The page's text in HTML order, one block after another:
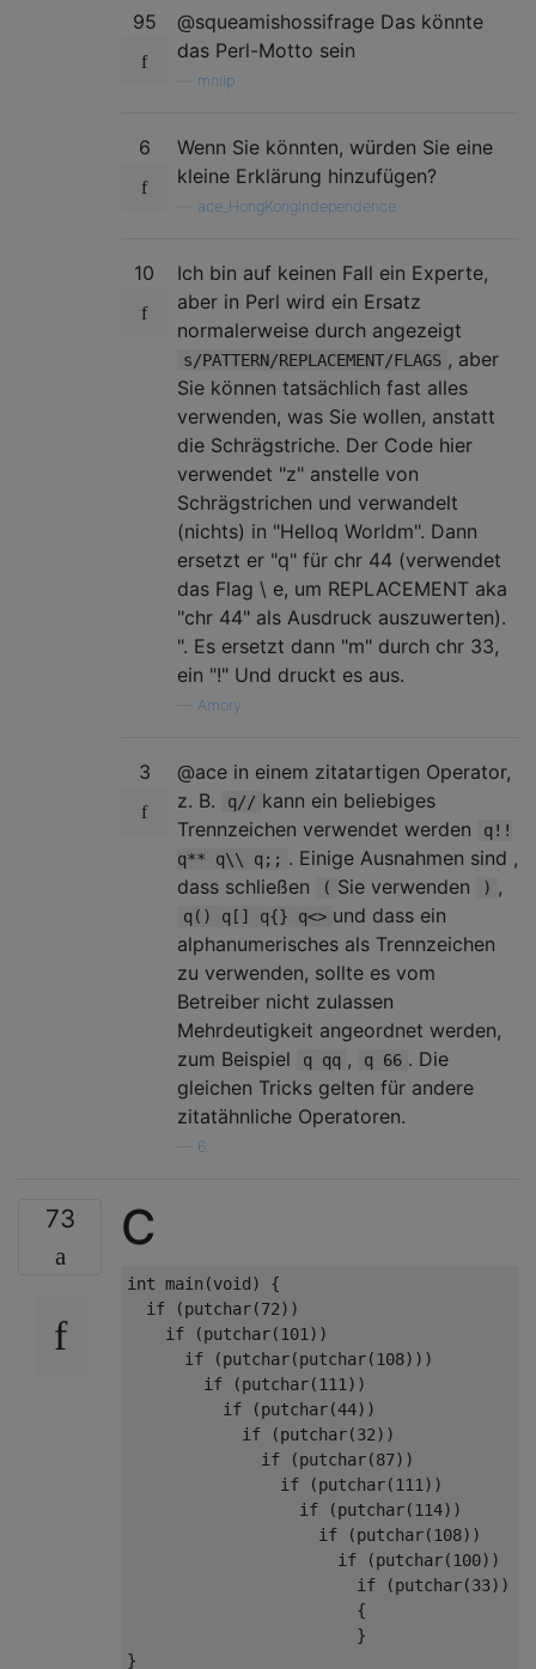
95
@squeamishossifrage Das könnte
das Perl-Motto sein
mniip
6
Wenn Sie könnten, würden Sie eine
kleine Erklärung hinzufügen?
ace_HongKongIndependence
10
Ich bin auf keinen Fall ein Experte,
aber in Perl wird ein Ersatz
normalerweise durch angezeigt
s/PATTERN/REPLACEMENT/FLAGS , aber
Sie können tatsächlich fast alles
verwenden, was Sie wollen, anstatt
die Schrägstriche. Der Code hier
verwendet "z" anstelle von
Schrägstrichen und verwandelt
(nichts) in "Helloq Worldm". Dann
ersetzt er "q" für chr 44 (verwendet
das Flag \ e, um REPLACEMENT aka
"chr 44" als Ausdruck auszuwerten).
". Es ersetzt dann "m" durch chr 33,
ein "!" Und druckt es aus.
Amory
3
@ace in einem zitatartigen Operator,
z. B.
q// kann ein beliebiges
Trennzeichen verwendet werden
q!!
q** q\\ q;; . Einige Ausnahmen sind ,
dass schließen
( Sie verwenden ) ,
q() q[] q{} q<> und dass ein
alphanumerisches als Trennzeichen
zu verwenden, sollte es vom
Betreiber nicht zulassen
Mehrdeutigkeit angeordnet werden,
zum Beispiel
q qq , q 66 . Die
gleichen Tricks gelten für andere
zitatähnliche Operatoren.
6.
73 C
int main (void )
{
if
(putchar(72))
if
(putchar(101 ))
if
(putchar(putchar(108)))
if
(putchar(111 ))
if
(putchar(44))
if
(putchar(32))
if
(putchar(87))
if
(putchar(111 ))
if
(putchar(114))
if
(putchar(108))
if
(putchar(100))
if
(putchar(33))
{
}
}